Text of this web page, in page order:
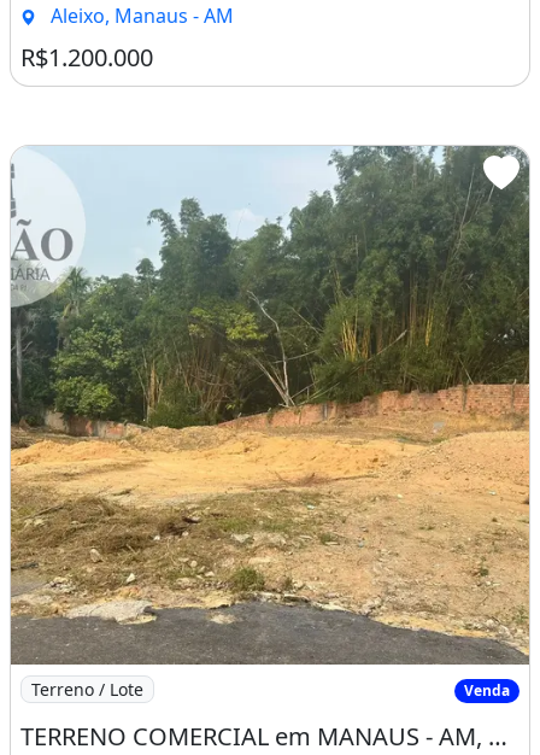
Aleixo, Manaus - AM
R$1.200.000
Imagem: TERRENO COMERCIAL em MANAUS - AM, ALEIXO
Terreno / Lote Venda
TERRENO COMERCIAL em MANAUS - AM, ALEIXO